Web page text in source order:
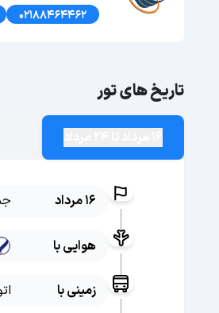
02188464462
تاریخ های تور
16 مرداد
هوایی با
زمینی با